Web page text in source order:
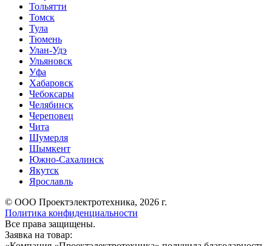
Тольятти
Томск
Тула
Тюмень
Улан-Удэ
Ульяновск
Уфа
Хабаровск
Чебоксары
Челябинск
Череповец
Чита
Шумерля
Шымкент
Южно-Сахалинск
Якутск
Ярославль
© ООО Проектэлектротехника, 2026 г.
Политика конфиденциальности
Все права защищены.
Заявка на товар: